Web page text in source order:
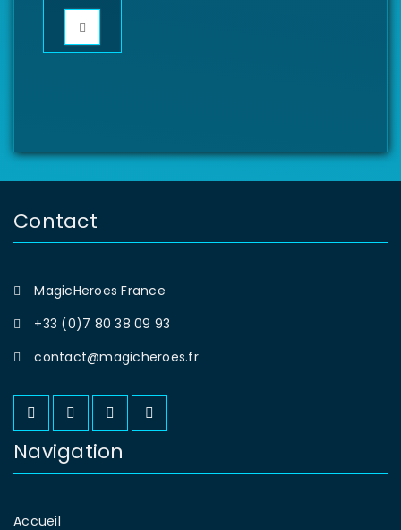
Contact
MagicHeroes France
+33 (0)7 80 38 09 93
contact@magicheroes.fr
Navigation
Accueil